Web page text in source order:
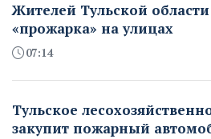
Жителей Тульской
«прожарка» на улицах
07:14
Тульское
закупит пожарный